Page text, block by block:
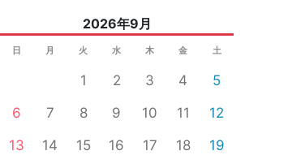
2026年9月
日 月 火 水 木 金 土
1 2 3 4
5
6
7 8 9 10 11
12
13
14 15 16 17 18
19